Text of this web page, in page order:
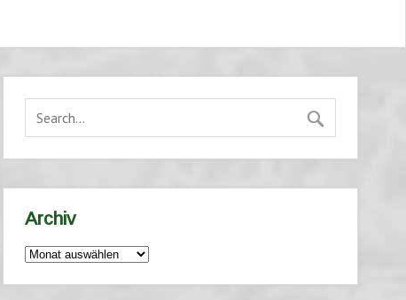
Archiv
Archiv